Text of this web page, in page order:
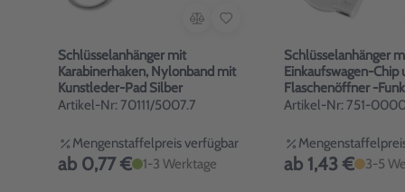
Schlüsselanhänger mit
Karabinerhaken, Nylonband mit
Kunstleder-Pad Silber
Artikel-Nr: 70111/5007.7
Mengenstaffelpreis verfügbar
ab 0,77 € 1-3 Werktage
Schlüsselanhänger
Einkaufswagen-Chip
Flaschenöffner -
Artikel-Nr: 751-
ab 1,43 € 3-5